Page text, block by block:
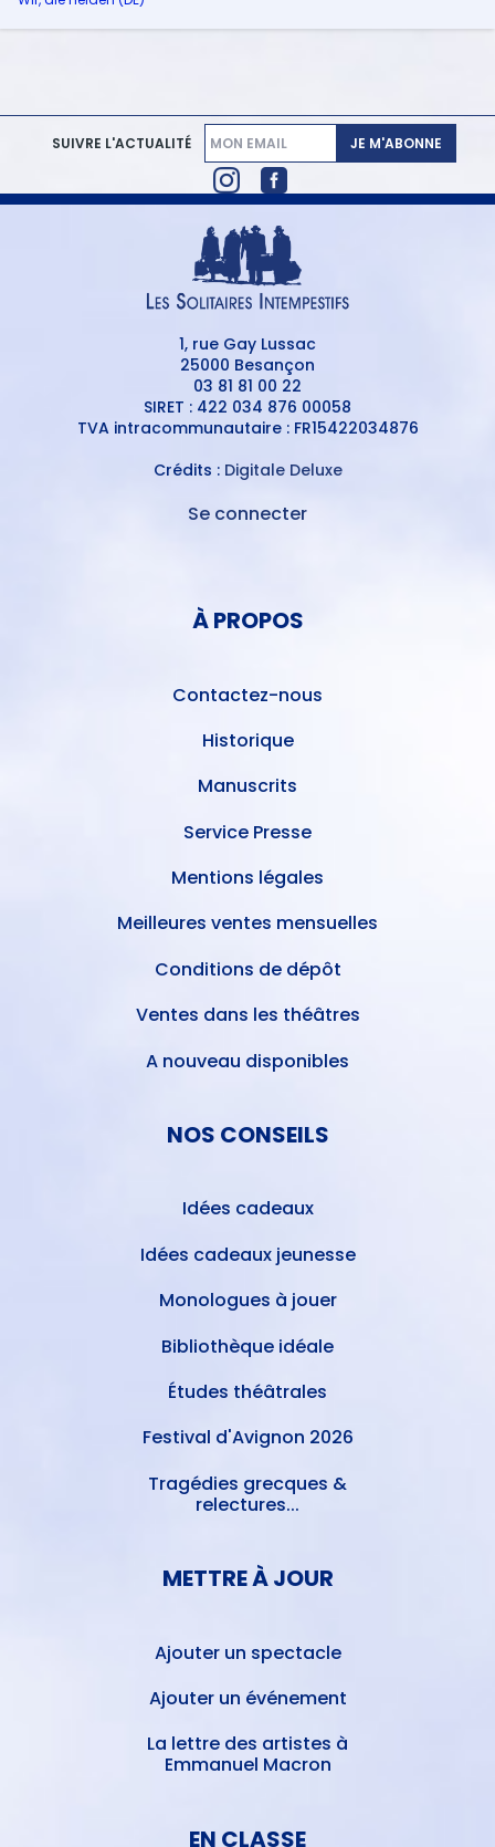
SUIVRE L'ACTUALITÉ JE M'ABONNE
1, rue Gay Lussac
25000 Besançon
03 81 81 00 22
SIRET : 422 034 876 00058
TVA intracommunautaire : FR15422034876
Crédits : Digitale Deluxe
Se connecter
À PROPOS
Contactez-nous
Historique
Manuscrits
Service Presse
Mentions légales
Meilleures ventes mensuelles
Conditions de dépôt
Ventes dans les théâtres
A nouveau disponibles
NOS CONSEILS
Idées cadeaux
Idées cadeaux jeunesse
Monologues à jouer
Bibliothèque idéale
Études théâtrales
Festival d'Avignon 2026
Tragédies grecques &
relectures...
METTRE À JOUR
Ajouter un spectacle
Ajouter un événement
La lettre des artistes à
Emmanuel Macron
EN CLASSE